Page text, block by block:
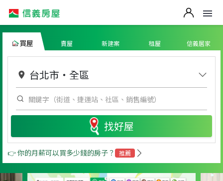
買屋 賣屋 新建案 租屋 信義居家
台北市 ・ 全區
找好屋
👉 你的月薪可以買多少錢的房子？ 推薦